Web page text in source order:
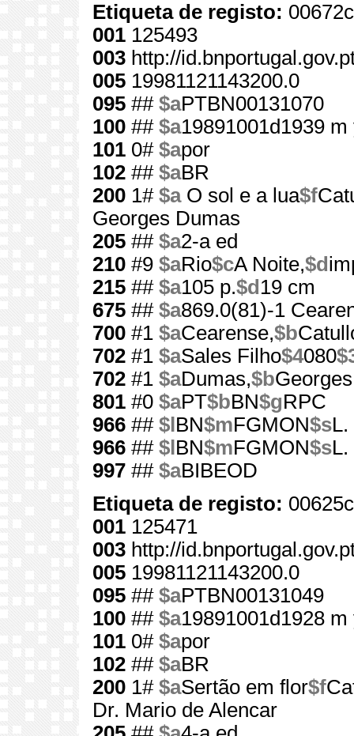
Etiqueta de registo:
001 125493
003 http://
005 19981121143200.0
095 ## $aPTBN00131070
100 ## $a19891001d1939
101 0# $apor
102 ## $aBR
200 1# $aO sol e a lua$f
Georges Dumas
205 ## $a2-a ed
210 #9 $aRio$cA Noite,$d
215 ## $a105 p.$d 19 cm
675 ## $a869.0(81)-1
700 #1 $aCearense,$b
702 #1 $aSales Filho$4080
702 #1 $aDumas,$b
801 #0 $aPT$bBN$gRPC
966 ## $l BN$mFGMON$sL.
966 ## $l BN$mFGMON$sL.
997 ## $aBIBEOD
Etiqueta de registo:
001 125471
003 http://
005 19981121143200.0
095 ## $aPTBN00131049
100 ## $a19891001d1928
101 0# $apor
102 ## $aBR
200 1# $aSertão em flor$f
Dr. Mario de Alencar